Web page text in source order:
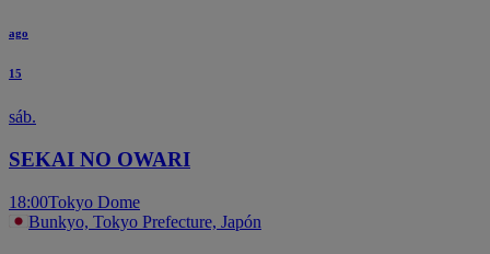
ago
15
sáb.
SEKAI NO OWARI
18:00Tokyo Dome
Bunkyo, Tokyo Prefecture, Japón